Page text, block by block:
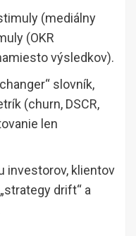
(mediálny
(OKR
výsledkov).
slovník,
(churn, DSCR,
len
investorov, klientov
drift“ a